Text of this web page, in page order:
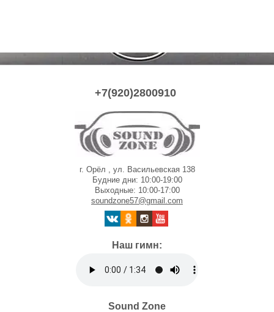
+7(920)2800910
г. Орёл , ул. Васильевская 138
Будние дни: 10:00-19:00
Выходные: 10:00-17:00
soundzone57@gmail.com
Наш гимн:
Sound Zone